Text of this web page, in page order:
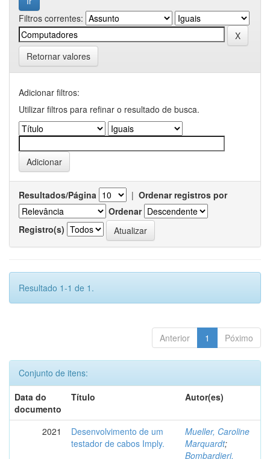
Filtros correntes:
Retornar valores
Adicionar filtros:
Utilizar filtros para refinar o resultado de busca.
Resultados/Página | Ordenar registros por
Ordenar
Registro(s)
Resultado 1-1 de 1.
Anterior 1 Póximo
Conjunto de itens:
Data do
documento
Título Autor(es)
2021
Desenvolvimento de um
testador de cabos Imply.
Mueller, Caroline
Marquardt;
Bombardieri,